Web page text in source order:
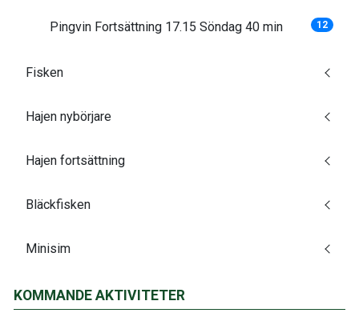
Pingvin Fortsättning 17.15 Söndag 40 min 12
Fisken
Hajen nybörjare
Hajen fortsättning
Bläckfisken
Minisim
KOMMANDE AKTIVITETER